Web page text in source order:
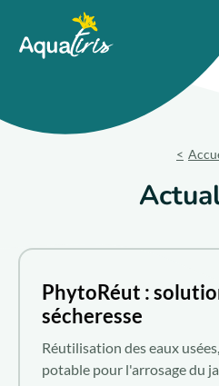
Nos solutions
Nos conseils
PhytoRéut :
sécheresse
Réutilisation des eaux
potable pour l'arrosage du